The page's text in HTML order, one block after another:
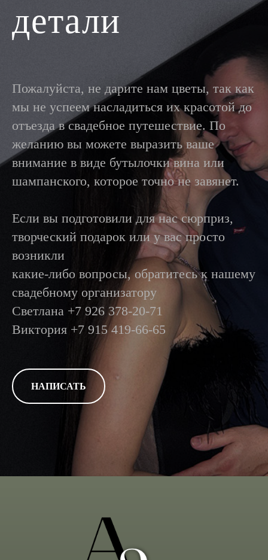
детали
Пожалуйста, не дарите нам цветы, так как
мы не успеем насладиться их красотой до
отъезда в свадебное путешествие. По
желанию вы можете выразить ваше
внимание в виде бутылочки вина или
шампанского, которое точно не завянет.
Если вы подготовили для нас сюрприз,
творческий подарок или у вас просто
возникли
какие-либо вопросы, обратитесь к нашему
свадебному организатору
Светлана +7 926 378-20-71
Виктория +7 915 419-66-65
НАПИСАТЬ